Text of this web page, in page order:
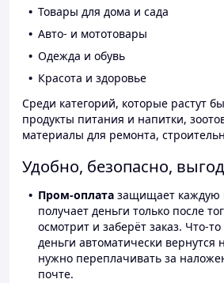
Товары для дома и сада
Авто- и мототовары
Одежда и обувь
Красота и здоровье
Среди категорий, которые растут
продукты питания и напитки,
материалы для ремонта,
Удобно, безопасно,
Пром-оплата защищает каждую
получает деньги только после
осмотрит и заберёт заказ. Что-
деньги автоматически вернутся
нужно переплачивать за
почте.